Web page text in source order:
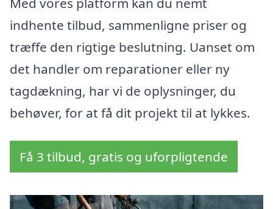
indhente tilbud, sammenligne priser og
træffe den rigtige beslutning. Uanset om
det handler om reparationer eller ny
tagdækning, har vi de oplysninger, du
behøver, for at få dit projekt til at lykkes.
Få 3 tilbud, gratis og uforpligtende